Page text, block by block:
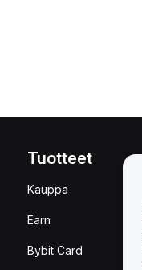
Tuotteet
Kauppa
Earn
Bybit Card